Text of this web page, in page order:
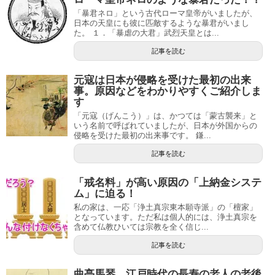
「暴君ネロ」という古代ローマ皇帝がいましたが、
日本の天皇にも彼に匹敵するような暴君がいまし
た。 １．「暴虐の大君」武烈天皇とは...
記事を読む
元寇は日本が侵略を受けた最初の出来
事。原因などをわかりやすくご紹介しま
す
「元寇（げんこう）」は、かつては「蒙古襲来」と
いう名前で呼ばれていましたが、日本が外国からの
侵略を受けた最初の出来事です。 鎌...
記事を読む
「戒名料」が高い原因の「上納金システ
ム」に迫る！
私の家は、一応「浄土真宗東本願寺派」の「檀家」
となっています。ただ私は個人的には、浄土真宗を
含めて仏教ひいては宗教を全く信じ...
記事を読む